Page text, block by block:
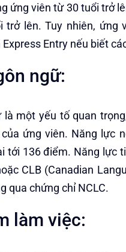
ứng viên từ 30 tuổi trở
trở lên. Tuy nhiên, ứng
Entry nếu biết
ngữ:
là một yếu tố quan
ứng viên. Năng lực
tới 136 điểm. Năng lực
CLB (Canadian
qua chứng chỉ NCLC.
làm việc: